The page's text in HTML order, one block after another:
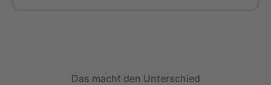
Das macht den Unterschied